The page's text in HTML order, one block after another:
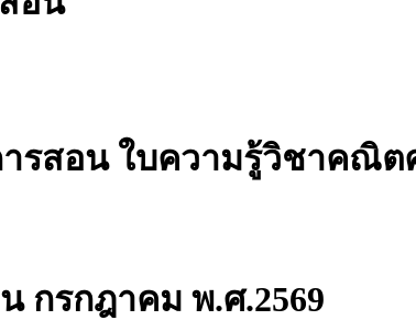
รสอน ใบความรู้วิชาคณิต
กรกฎาคม พ.ศ.2569